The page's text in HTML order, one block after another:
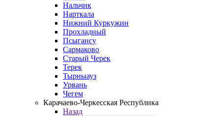
Нальчик
Нарткала
Нижний Куркужин
Прохладный
Псыгансу
Сармаково
Старый Черек
Терек
Тырныауз
Урвань
Чегем
Карачаево-Черкесская Республика
Назад